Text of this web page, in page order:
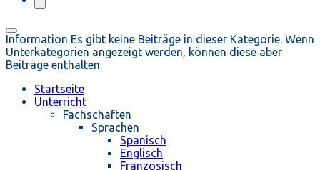
Information Es gibt keine Beiträge in dieser Kategorie. Wenn
Unterkategorien angezeigt werden, können diese aber
Beiträge enthalten.
Startseite
Unterricht
Fachschaften
Sprachen
Spanisch
Englisch
Französisch